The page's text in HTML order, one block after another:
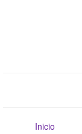
Inicio